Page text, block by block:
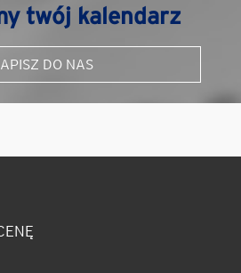
twój kalendarz
DO NAS